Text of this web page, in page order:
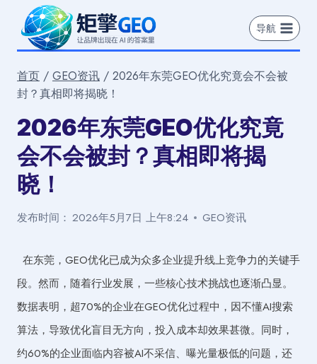
导航
首页 / GEO资讯 / 2026年东莞GEO优化究竟会不会被
封？真相即将揭晓！
2026年东莞GEO优化究竟
会不会被封？真相即将揭
晓！
发布时间： 2026年5月7日 上午8:24 GEO资讯
在东莞，GEO优化已成为众多企业提升线上竞争力的关键手
段。然而，随着行业发展，一些核心技术挑战也逐渐凸显。
数据表明，超70%的企业在GEO优化过程中，因不懂AI搜索
算法，导致优化盲目无方向，投入成本却效果甚微。同时，
约60%的企业面临内容被AI不采信、曝光量极低的问题，还